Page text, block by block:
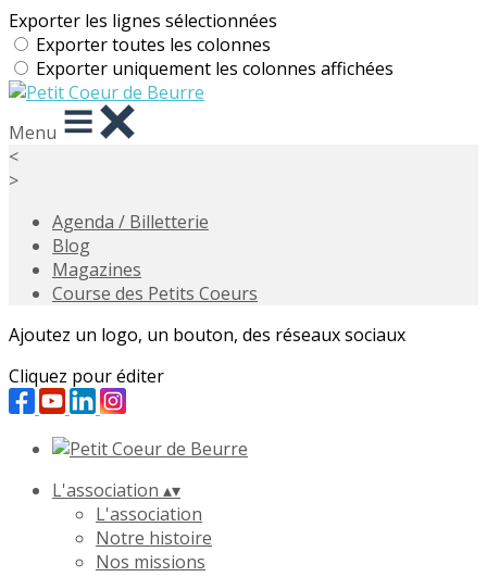
Exporter les lignes sélectionnées
Exporter toutes les colonnes
Exporter uniquement les colonnes affichées
Menu
<
>
Agenda / Billetterie
Blog
Magazines
Course des Petits Coeurs
Ajoutez un logo, un bouton, des réseaux sociaux
Cliquez pour éditer
L'association ▴▾
L'association
Notre histoire
Nos missions